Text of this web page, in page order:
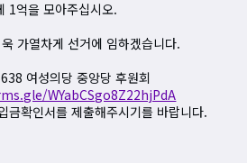
1억을 모아주십시오.
가열차게 선거에 임하겠습니다.
여성의당 중앙당 후원회
WYabCSgo8Z22hjPdA
금확인서를 제출해주시기를 바랍니다.